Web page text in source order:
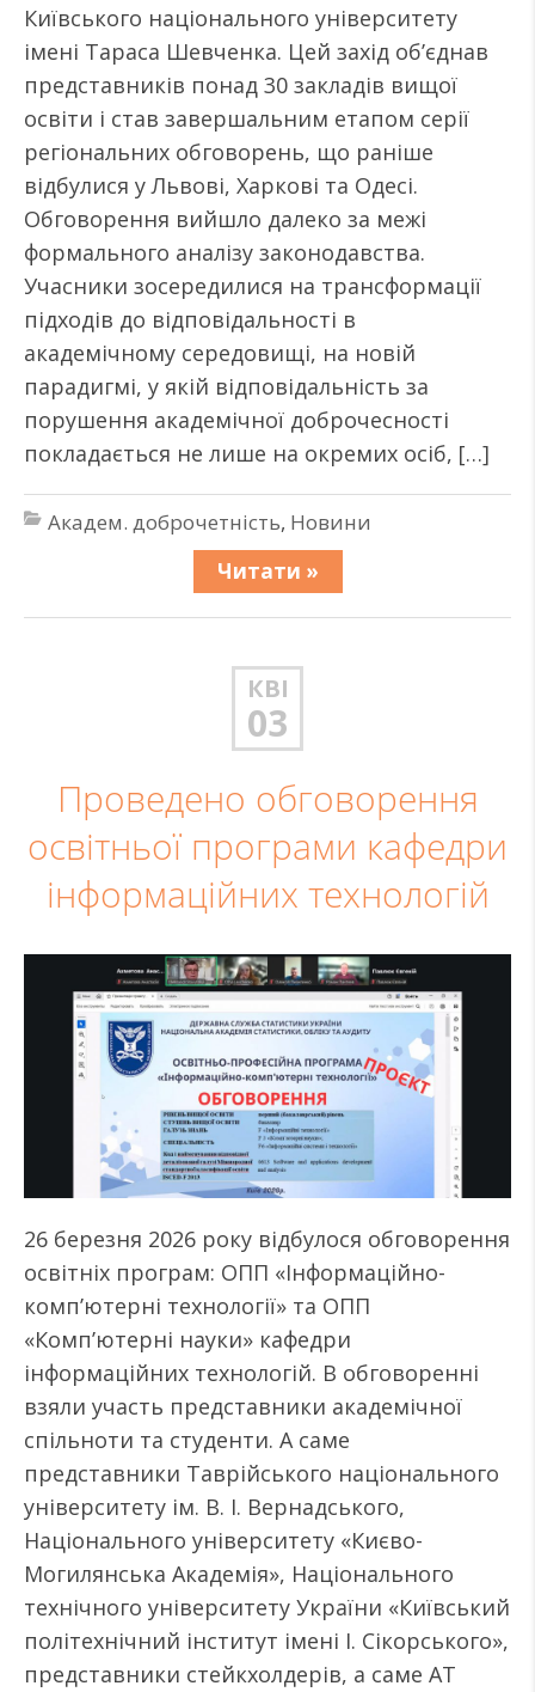
Київського національного університету
імені Тараса Шевченка. Цей захід об’єднав
представників понад 30 закладів вищої
освіти і став завершальним етапом серії
регіональних обговорень, що раніше
відбулися у Львові, Харкові та Одесі.
Обговорення вийшло далеко за межі
формального аналізу законодавства.
Учасники зосередилися на трансформації
підходів до відповідальності в
академічному середовищі, на новій
парадигмі, у якій відповідальність за
порушення академічної доброчесності
покладається не лише на окремих осіб, […]
Академ. доброчетність, Новини
Читати »
КВІ
03
Проведено обговорення
освітньої програми кафедри
інформаційних технологій
26 березня 2026 року відбулося обговорення
освітніх програм: ОПП «Інформаційно-
комп’ютерні технології» та ОПП
«Комп’ютерні науки» кафедри
інформаційних технологій. В обговоренні
взяли участь представники академічної
спільноти та студенти. А саме
представники Таврійського національного
університету ім. В. І. Вернадського,
Національного університету «Києво-
Могилянська Академія», Національного
технічного університету України «Київський
політехнічний інститут імені І. Сікорського»,
представники стейкхолдерів, а саме АТ